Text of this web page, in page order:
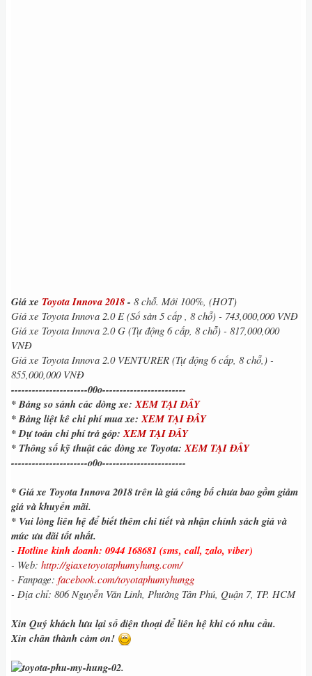
Giá xe Toyota Innova 2018- 8 chỗ. Mới 100%, (HOT)
Giá xe Toyota Innova 2.0 E (Số sàn 5 cấp , 8 chỗ) - 743,000,000 VNĐ
Giá xe Toyota Innova 2.0 G (Tự động 6 cấp, 8 chỗ) - 817,000,000
VNĐ
Giá xe Toyota Innova 2.0 VENTURER (Tự động 6 cấp, 8 chỗ,) -
855,000,000 VNĐ
----------------------00o------------------------
* Bảng so sánh các dòng xe:XEM TẠI ĐÂY
* Bảng liệt kê chi phí mua xe:XEM TẠI ĐÂY
* Dự toán chi phí trả góp:XEM TẠI ĐÂY
* Thông số kỹ thuật các dòng xe Toyota:XEM TẠI ĐÂY
----------------------o0o------------------------
* Giá xe Toyota Innova 2018 trên là giá công bố chưa bao gồm giảm
giá và khuyến mãi.
* Vui lòng liên hệ để biết thêm chi tiết và nhận chính sách giá và
mức ưu đãi tốt nhất.
-Hotline kinh doanh: 0944 168681 (sms, call, zalo, viber)
- Web: http://giaxetoyotaphumyhung.com/
- Fanpage: facebook.com/toyotaphumyhungg
- Địa chỉ: 806 Nguyễn Văn Linh, Phường Tân Phú, Quận 7, TP. HCM
Xin Quý khách lưu lại số điện thoại để liên hệ khi có nhu cầu.
Xin chân thành cảm ơn!